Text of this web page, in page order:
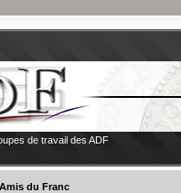
de travail des ADF
du Franc